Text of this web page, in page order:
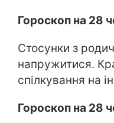
Гороскоп на 28
Стосунки з
напружитися.
спілкування на
Гороскоп на 28